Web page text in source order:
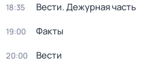
18:35 Вести. Дежурная часть
19:00 Факты
20:00 Вести